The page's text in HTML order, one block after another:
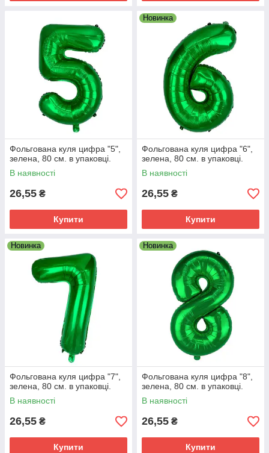
Фольгована куля цифра "5",
зелена, 80 см. в упаковці.
В наявності
26,55 ₴
Купити
Новинка
Фольгована куля цифра "6",
зелена, 80 см. в упаковці.
В наявності
26,55 ₴
Купити
Новинка
Фольгована куля цифра "7",
зелена, 80 см. в упаковці.
В наявності
26,55 ₴
Купити
Новинка
Фольгована куля цифра "8",
зелена, 80 см. в упаковці.
В наявності
26,55 ₴
Купити